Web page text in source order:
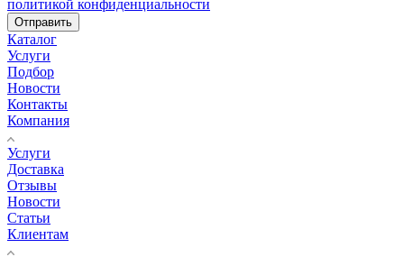
политикой конфиденциальности
Отправить
Каталог
Услуги
Подбор
Новости
Контакты
Компания
Услуги
Доставка
Отзывы
Новости
Статьи
Клиентам